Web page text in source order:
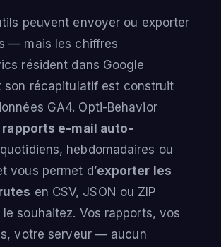
peuvent envoyer ou exporter
— mais les chiffres
résident dans Google
son récapitulatif est construit
GA4. Opti-Behavior
rapports e-mail auto-
hebdomadaires ou
vous permet d’exporter les
en CSV, JSON ou ZIP
souhaitez. Vos rapports, vos
votre serveur — aucun